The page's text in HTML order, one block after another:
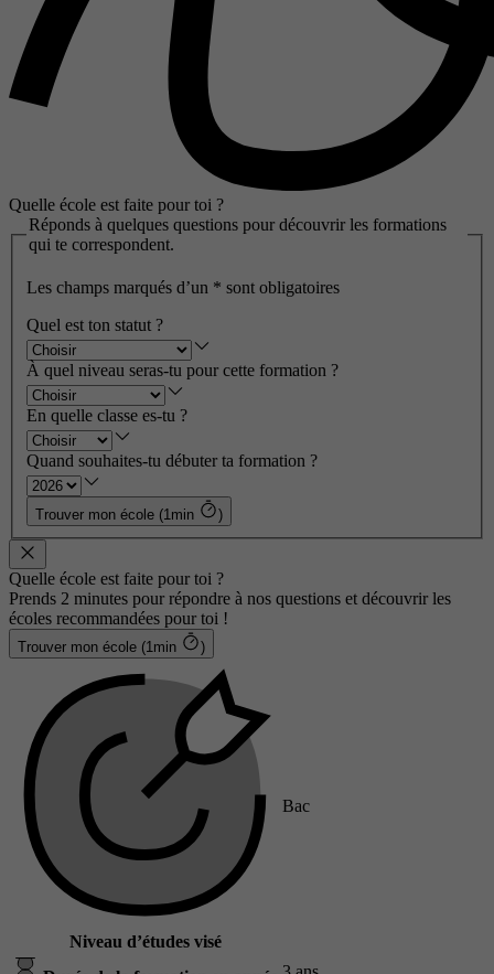
Quelle école est faite pour toi ?
Réponds à quelques questions pour découvrir les formations
qui te correspondent.
Les champs marqués d’un * sont obligatoires
Quel est ton statut ?
À quel niveau seras-tu pour cette formation ?
En quelle classe es-tu ?
Quand souhaites-tu débuter ta formation ?
Trouver mon école (1min )
Quelle école est faite pour toi ?
Prends 2 minutes pour répondre à nos questions et découvrir les
écoles recommandées pour toi !
Trouver mon école (1min )
Niveau d’études visé
Bac